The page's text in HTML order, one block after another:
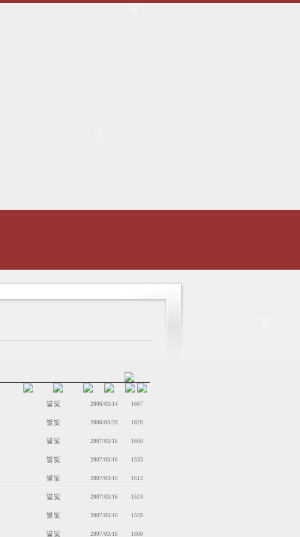
별빛 2006/03/14 1667
별빛 2006/03/28 1820
별빛 2007/03/16 1660
별빛 2007/03/16 1533
별빛 2007/03/16 1613
별빛 2007/03/16 1524
별빛 2007/03/16 1559
별빛 2007/03/16 1600